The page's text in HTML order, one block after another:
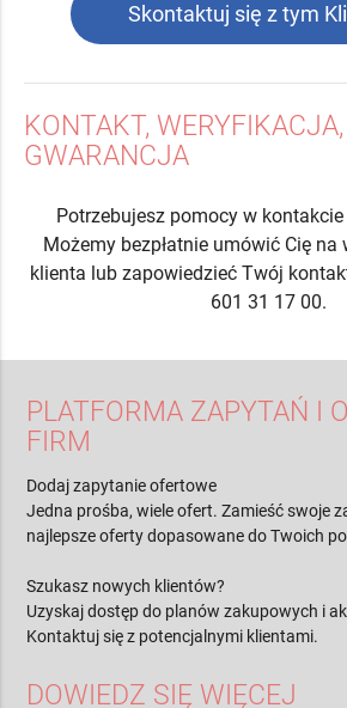
Skontaktuj się z tym
KONTAKT, WERYFIKACJA,
GWARANCJA
Potrzebujesz pomocy w
Możemy bezpłatnie umówić Cię na
klienta lub zapowiedzieć Twój
601 31 17 00.
PLATFORMA ZAPYTAŃ I
FIRM
Dodaj zapytanie ofertowe
Jedna prośba, wiele ofert. Zamieść swoje
najlepsze oferty dopasowane do Twoich
Szukasz nowych klientów?
Uzyskaj dostęp do planów zakupowych i
Kontaktuj się z potencjalnymi klientami.
DOWIEDZ SIĘ WIĘCEJ